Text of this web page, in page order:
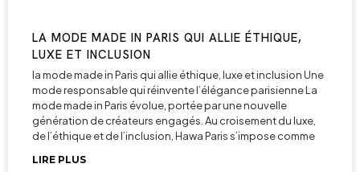
LA MODE MADE IN PARIS QUI ALLIE ÉTHIQUE,
LUXE ET INCLUSION
la mode made in Paris qui allie éthique, luxe et inclusion Une
mode responsable qui réinvente l’élégance parisienne La
mode made in Paris évolue, portée par une nouvelle
génération de créateurs engagés. Au croisement du luxe,
de l’éthique et de l’inclusion, Hawa Paris s’impose comme
LIRE PLUS